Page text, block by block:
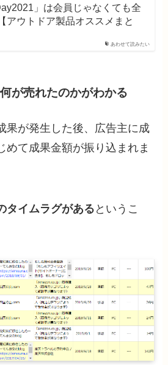
あわせて読みたい
」は会員じゃなくても全
アウトドア製品オススメまと
が売れたのかがわかる
果が発生した後、広告主に成
めて成果金額が振り込まれま
タイムラグがある というこ